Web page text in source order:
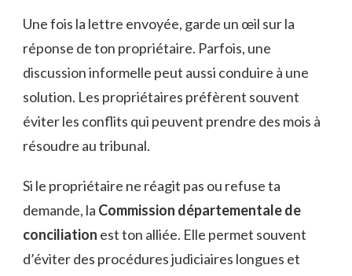
Une fois la lettre envoyée, garde un œil sur la
réponse de ton propriétaire. Parfois, une
discussion informelle peut aussi conduire à une
solution. Les propriétaires préfèrent souvent
éviter les conflits qui peuvent prendre des mois à
résoudre au tribunal.
Si le propriétaire ne réagit pas ou refuse ta
demande, la Commission départementale de
conciliation est ton alliée. Elle permet souvent
d’éviter des procédures judiciaires longues et